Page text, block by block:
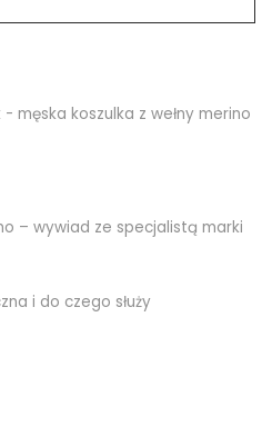
męska koszulka z wełny merino
– wywiad ze specjalistą marki
i do czego służy